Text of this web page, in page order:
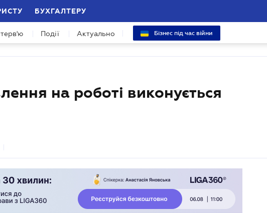
БУХГАЛТЕРУ
Події Актуально Бізнес під час війни
на роботі виконується